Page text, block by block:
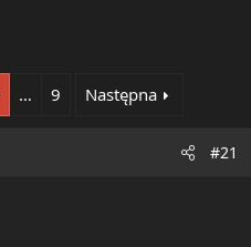
… 9 Następna
#21